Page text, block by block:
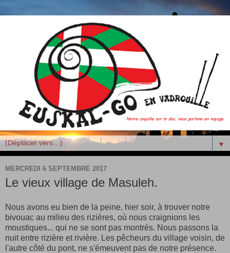
▼
MERCREDI 6 SEPTEMBRE 2017
Le vieux village de Masuleh.
Nous avons eu bien de la peine, hier soir, à trouver notre
bivouac au milieu des rizières, où nous craignions les
moustiques... qui ne se sont pas montrés. Nous passons la
nuit entre rizière et rivière. Les pêcheurs du village voisin, de
l'autre côté du pont, ne s'émeuvent pas de notre présence.